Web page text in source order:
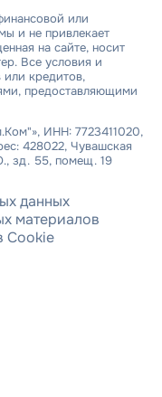
или
и не привлекает
на сайте, носит
Все условия и
кредитов,
предоставляющими
ИНН: 7723411020,
428022, Чувашская
зд. 55, помещ. 19
данных
материалов
Cookie